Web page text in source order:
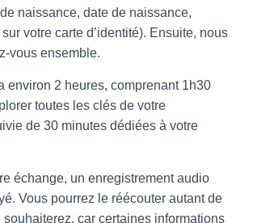
naissance, date de naissance,
votre carte d’identité). Ensuite, nous
vous ensemble.
environ 2 heures, comprenant 1h30
toutes les clés de votre
de 30 minutes dédiées à votre
échange, un enregistrement audio
Vous pourrez le réécouter autant de
car certaines informations